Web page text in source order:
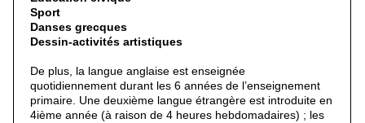
Sport
Danses grecques
Dessin-activités artistiques
De plus, la langue anglaise est enseignée
quotidiennement durant les 6 années de l’enseignement
primaire. Une deuxième langue étrangère est introduite en
4ième année (à raison de 4 heures hebdomadaires) ; les